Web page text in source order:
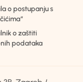
o postupanju s
o zaštiti
podataka